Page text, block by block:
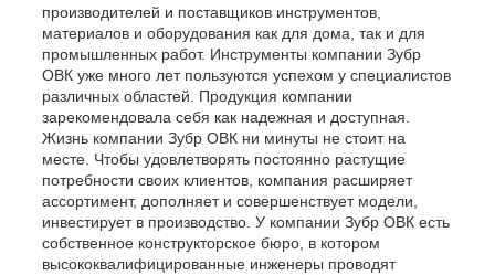
производителей и поставщиков инструментов,
материалов и оборудования как для дома, так и для
промышленных работ. Инструменты компании Зубр
ОВК уже много лет пользуются успехом у специалистов
различных областей. Продукция компании
зарекомендовала себя как надежная и доступная.
Жизнь компании Зубр ОВК ни минуты не стоит на
месте. Чтобы удовлетворять постоянно растущие
потребности своих клиентов, компания расширяет
ассортимент, дополняет и совершенствует модели,
инвестирует в производство. У компании Зубр ОВК есть
собственное конструкторское бюро, в котором
высококвалифицированные инженеры проводят